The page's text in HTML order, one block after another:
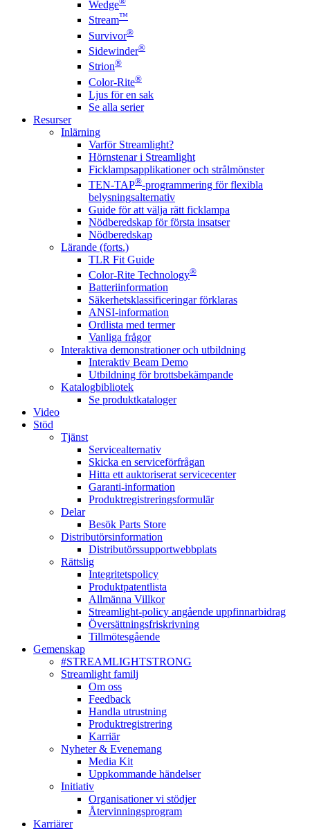
Wedge
Stream™
Survivor®
Sidewinder®
Strion®
Color-Rite®
Ljus för en sak
Se alla serier
Resurser
Inlärning
Varför Streamlight?
Hörnstenar i Streamlight
Ficklampsapplikationer och strålmönster
TEN-TAP®-programmering för flexibla
belysningsalternativ
Guide för att välja rätt ficklampa
Nödberedskap för första insatser
Nödberedskap
Lärande (forts.)
TLR Fit Guide
Color-Rite Technology®
Batteriinformation
Säkerhetsklassificeringar förklaras
ANSI-information
Ordlista med termer
Vanliga frågor
Interaktiva demonstrationer och utbildning
Interaktiv Beam Demo
Utbildning för brottsbekämpande
Katalogbibliotek
Se produktkataloger
Video
Stöd
Tjänst
Servicealternativ
Skicka en serviceförfrågan
Hitta ett auktoriserat servicecenter
Garanti-information
Produktregistreringsformulär
Delar
Besök Parts Store
Distributörsinformation
Distributörssupportwebbplats
Rättslig
Integritetspolicy
Produktpatentlista
Allmänna Villkor
Streamlight-policy angående uppfinnarbidrag
Översättningsfriskrivning
Tillmötesgående
Gemenskap
#STREAMLIGHTSTRONG
Streamlight familj
Om oss
Feedback
Handla utrustning
Produktregistrering
Karriär
Nyheter & Evenemang
Media Kit
Uppkommande händelser
Initiativ
Organisationer vi stödjer
Återvinningsprogram
Karriärer